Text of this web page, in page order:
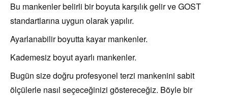
Bu mankenler belirli bir boyuta karşılık gelir ve GOST
standartlarına uygun olarak yapılır.
Ayarlanabilir boyutta kayar mankenler.
Kademesiz boyut ayarlı mankenler.
Bugün size doğru profesyonel terzi mankenini sabit
ölçülerle nasıl seçeceğinizi göstereceğiz. Böyle bir